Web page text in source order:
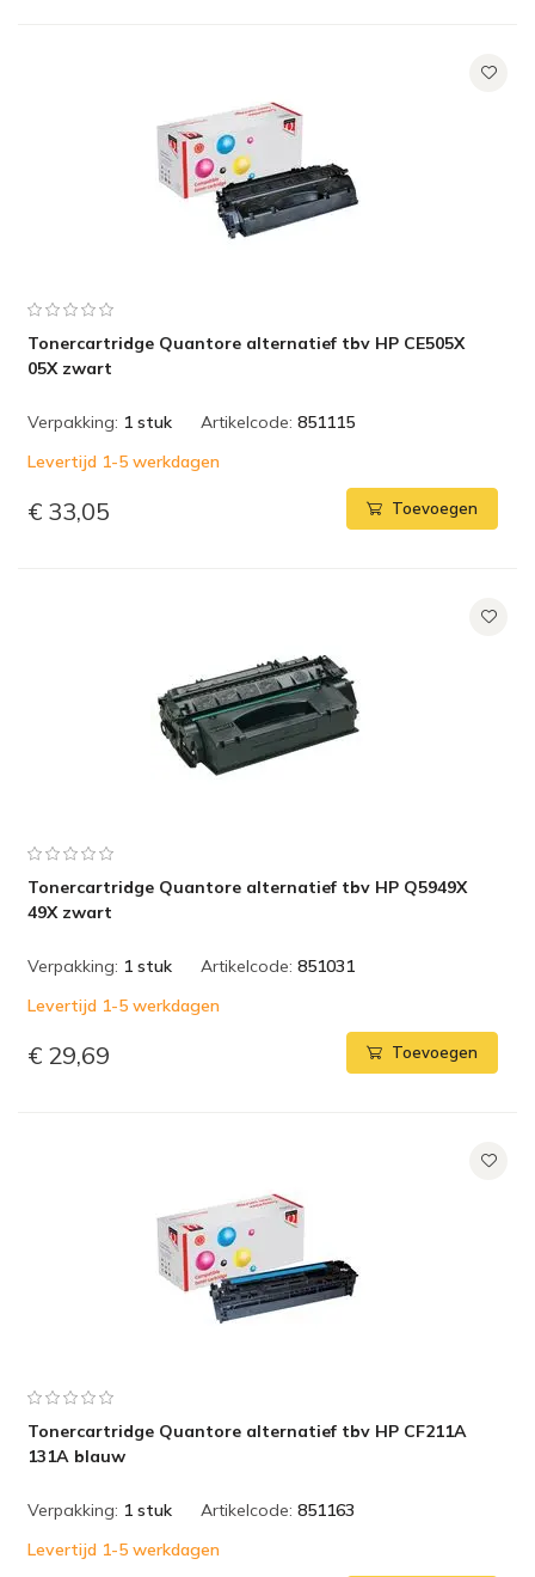
Tonercartridge Quantore alternatief tbv HP CE505X
05X zwart
Verpakking: 1 stuk Artikelcode: 851115
Levertijd 1-5 werkdagen
€ 33,05 Toevoegen
Tonercartridge Quantore alternatief tbv HP Q5949X
49X zwart
Verpakking: 1 stuk Artikelcode: 851031
Levertijd 1-5 werkdagen
€ 29,69 Toevoegen
Tonercartridge Quantore alternatief tbv HP CF211A
131A blauw
Verpakking: 1 stuk Artikelcode: 851163
Levertijd 1-5 werkdagen